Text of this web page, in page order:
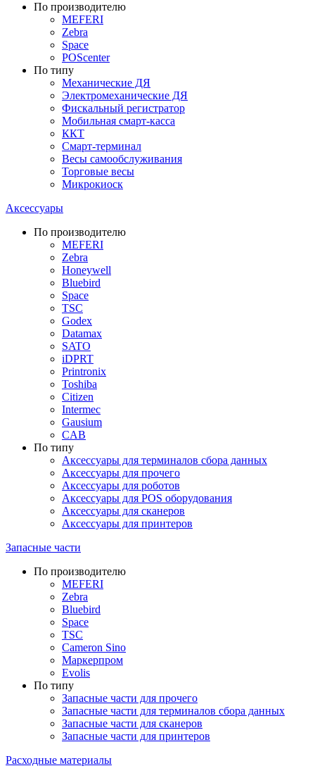
По производителю
MEFERI
Zebra
Space
POScenter
По типу
Механические ДЯ
Электромеханические ДЯ
Фискальный регистратор
Мобильная смарт-касса
ККТ
Смарт-терминал
Весы самообслуживания
Торговые весы
Микрокиоск
Аксессуары
По производителю
MEFERI
Zebra
Honeywell
Bluebird
Space
TSC
Godex
Datamax
SATO
iDPRT
Printronix
Toshiba
Citizen
Intermec
Gausium
CAB
По типу
Аксессуары для терминалов сбора данных
Аксессуары для прочего
Аксессуары для роботов
Аксессуары для POS оборудования
Аксессуары для сканеров
Аксессуары для принтеров
Запасные части
По производителю
MEFERI
Zebra
Bluebird
Space
TSC
Cameron Sino
Маркерпром
Evolis
По типу
Запасные части для прочего
Запасные части для терминалов сбора данных
Запасные части для сканеров
Запасные части для принтеров
Расходные материалы